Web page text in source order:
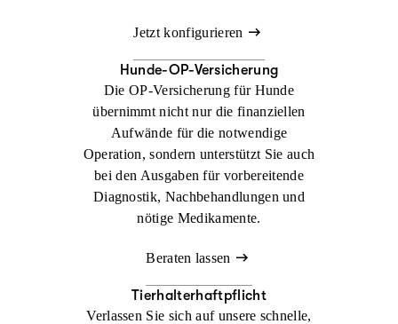
Jetzt konfigurieren
Hunde-OP-Versicherung
Die OP-Versicherung für Hunde
übernimmt nicht nur die finanziellen
Aufwände für die notwendige
Operation, sondern unterstützt Sie auch
bei den Ausgaben für vorbereitende
Diagnostik, Nachbehandlungen und
nötige Medikamente.
Beraten lassen
Tierhalterhaftpflicht
Verlassen Sie sich auf unsere schnelle,